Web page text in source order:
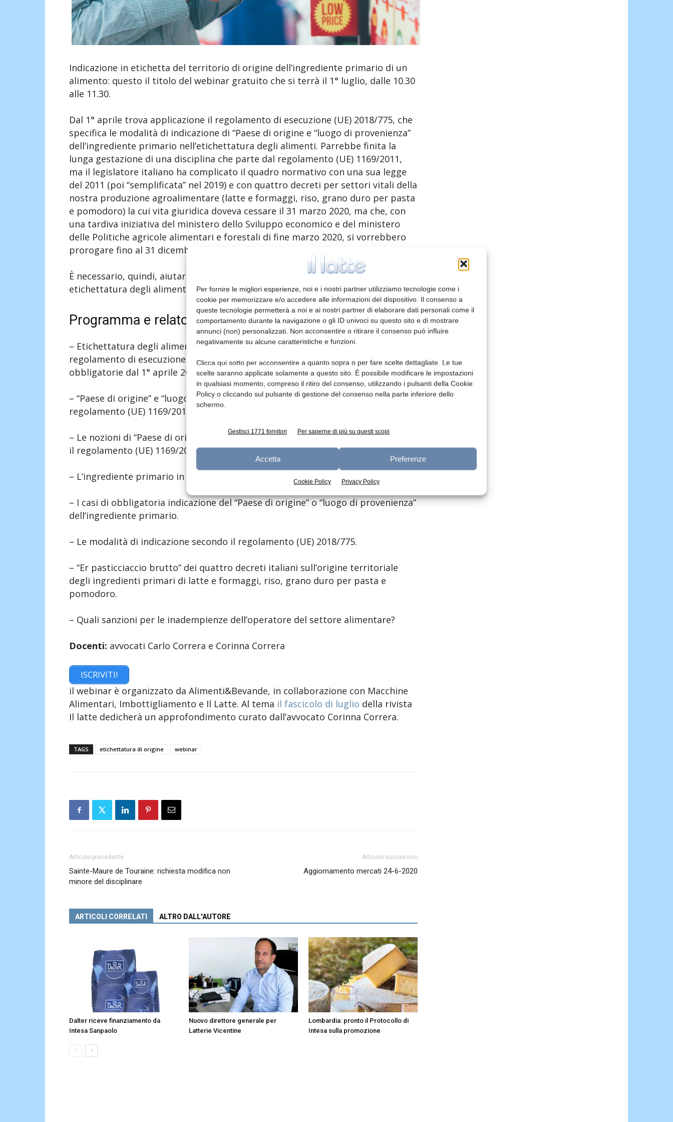
Per fornire le migliori esperienze, noi e i nostri partner utilizziamo tecnologie come i
cookie per memorizzare e/o accedere alle informazioni del dispositivo. Il consenso a
queste tecnologie permetterà a noi e ai nostri partner di elaborare dati personali come il
comportamento durante la navigazione o gli ID univoci su questo sito e di mostrare
annunci (non) personalizzati. Non acconsentire o ritirare il consenso può influire
negativamente su alcune caratteristiche e funzioni.
Clicca qui sotto per acconsentire a quanto sopra o per fare scelte dettagliate. Le tue
scelte saranno applicate solamente a questo sito. È possibile modificare le impostazioni
in qualsiasi momento, compreso il ritiro del consenso, utilizzando i pulsanti della Cookie
Policy o cliccando sul pulsante di gestione del consenso nella parte inferiore dello
schermo.
Gestisci 1771 fornitori Per saperne di più su questi scopi
Accetta Preferenze
Cookie Policy Privacy Policy
Indicazione in etichetta del territorio di origine dell’ingrediente primario di un
alimento: questo il titolo del webinar gratuito che si terrà il 1° luglio, dalle 10.30
alle 11.30.
Dal 1° aprile trova applicazione il regolamento di esecuzione (UE) 2018/775, che
specifica le modalità di indicazione di “Paese di origine e “luogo di provenienza”
dell’ingrediente primario nell’etichettatura degli alimenti. Parrebbe finita la
lunga gestazione di una disciplina che parte dal regolamento (UE) 1169/2011,
ma il legislatore italiano ha complicato il quadro normativo con una sua legge
del 2011 (poi “semplificata” nel 2019) e con quattro decreti per settori vitali della
nostra produzione agroalimentare (latte e formaggi, riso, grano duro per pasta
e pomodoro) la cui vita giuridica doveva cessare il 31 marzo 2020, ma che, con
una tardiva iniziativa del ministero dello Sviluppo economico e del ministero
delle Politiche agricole alimentari e forestali di fine marzo 2020, si vorrebbero
prorogare fino al 31 dicembre 2021.
È necessario, quindi, aiutare gli operatori del settore alimentare nella corretta
etichettatura degli alimenti nel rispetto di un complicato quadro normativo.
Programma e relatori
– Etichettatura degli alimenti secondo Il regolamento (UE) 1169/2011 e il
regolamento di esecuzione (UE) 2018/775: tutte le indicazioni “territoriali”
obbligatorie dal 1° aprile 2020.
– “Paese di origine” e “luogo di provenienza” dell’alimento nell’articolo 26 del
regolamento (UE) 1169/2011.
– Le nozioni di “Paese di origine” e “luogo di provenienza” dell’alimento secondo
il regolamento (UE) 1169/2011 e la giurisprudenza vigente.
– L’ingrediente primario in etichetta secondo il regolamento (UE) 1169/2011.
– I casi di obbligatoria indicazione del “Paese di origine” o “luogo di provenienza”
dell’ingrediente primario.
– Le modalità di indicazione secondo il regolamento (UE) 2018/775.
– “Er pasticciaccio brutto” dei quattro decreti italiani sull’origine territoriale
degli ingredienti primari di latte e formaggi, riso, grano duro per pasta e
pomodoro.
– Quali sanzioni per le inadempienze dell’operatore del settore alimentare?
Docenti: avvocati Carlo Correra e Corinna Correra
ISCRIVITI!
il webinar è organizzato da Alimenti&Bevande, in collaborazione con Macchine
Alimentari, Imbottigliamento e Il Latte. Al tema il fascicolo di luglio della rivista
Il latte dedicherà un approfondimento curato dall’avvocato Corinna Correra.
TAGS etichettatura di origine webinar
Articolo precedente
Sainte-Maure de Touraine: richiesta modifica non
minore del disciplinare
Articolo successivo
Aggiornamento mercati 24-6-2020
ARTICOLI CORRELATI ALTRO DALL'AUTORE
Dalter riceve finanziamento da
Intesa Sanpaolo
Nuovo direttore generale per
Latterie Vicentine
Lombardia: pronto il Protocollo di
Intesa sulla promozione